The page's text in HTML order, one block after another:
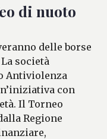
di nuoto
delle borse
società
Antiviolenza
con
Il Torneo
Regione